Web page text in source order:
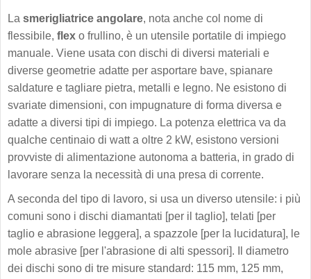
La smerigliatrice angolare, nota anche col nome di
flessibile, flex o frullino, è un utensile portatile di impiego
manuale. Viene usata con dischi di diversi materiali e
diverse geometrie adatte per asportare bave, spianare
saldature e tagliare pietra, metalli e legno. Ne esistono di
svariate dimensioni, con impugnature di forma diversa e
adatte a diversi tipi di impiego. La potenza elettrica va da
qualche centinaio di watt a oltre 2 kW, esistono versioni
provviste di alimentazione autonoma a batteria, in grado di
lavorare senza la necessità di una presa di corrente.
A seconda del tipo di lavoro, si usa un diverso utensile: i più
comuni sono i dischi diamantati [per il taglio], telati [per
taglio e abrasione leggera], a spazzole [per la lucidatura], le
mole abrasive [per l'abrasione di alti spessori]. Il diametro
dei dischi sono di tre misure standard: 115 mm, 125 mm,